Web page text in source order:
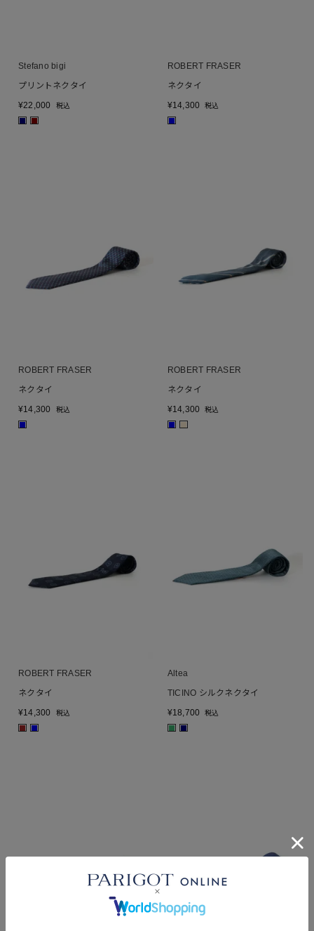
Stefano bigi
プリントネクタイ
¥22,000 税込
ROBERT FRASER
ネクタイ
¥14,300 税込
ROBERT FRASER
ネクタイ
¥14,300 税込
■
ROBERT FRASER
ネクタイ
¥14,300 税込
■
ROBERT FRASER
ネクタイ
¥14,300 税込
■ ■
Altea
TICINO シルクネクタイ
¥18,700 税込
■ ■